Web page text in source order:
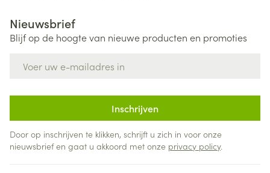
Nieuwsbrief
Blijf op de hoogte van nieuwe producten en promoties
Inschrijven
Door op inschrijven te klikken, schrijft u zich in voor onze
nieuwsbrief en gaat u akkoord met onze privacy policy.